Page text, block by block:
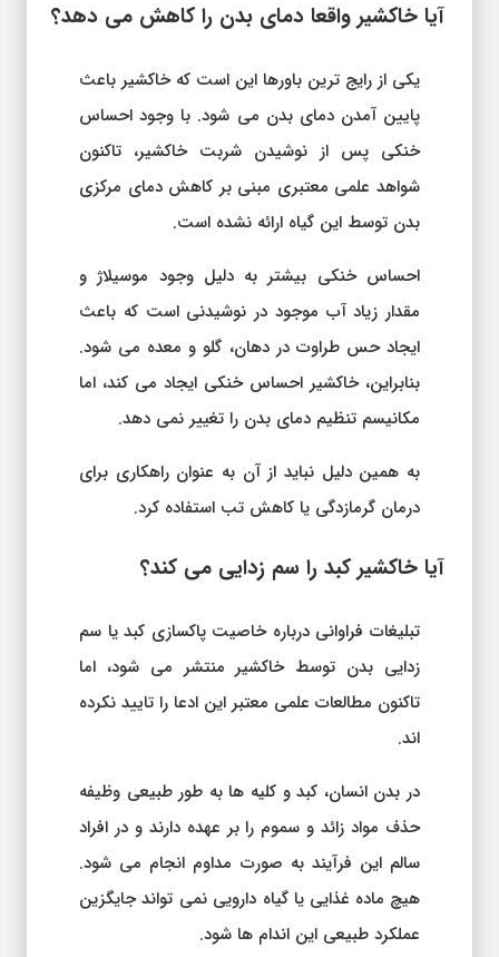
آیا خاکشیر واقعا دمای بدن را کاهش می دهد؟
یکی از رایج ترین باورها این است که خاکشیر باعث
پایین آمدن دمای بدن می شود. با وجود احساس
خنکی پس از نوشیدن شربت خاکشیر، تاکنون
شواهد علمی معتبری مبنی بر کاهش دمای مرکزی
بدن توسط این گیاه ارائه نشده است.
احساس خنکی بیشتر به دلیل وجود موسیلاژ و
مقدار زیاد آب موجود در نوشیدنی است که باعث
ایجاد حس طراوت در دهان، گلو و معده می شود.
بنابراین، خاکشیر احساس خنکی ایجاد می کند، اما
مکانیسم تنظیم دمای بدن را تغییر نمی دهد.
به همین دلیل نباید از آن به عنوان راهکاری برای
درمان گرمازدگی یا کاهش تب استفاده کرد.
آیا خاکشیر کبد را سم زدایی می کند؟
تبلیغات فراوانی درباره خاصیت پاکسازی کبد یا سم
زدایی بدن توسط خاکشیر منتشر می شود، اما
تاکنون مطالعات علمی معتبر این ادعا را تایید نکرده
اند.
در بدن انسان، کبد و کلیه ها به طور طبیعی وظیفه
حذف مواد زائد و سموم را بر عهده دارند و در افراد
سالم این فرآیند به صورت مداوم انجام می شود.
هیچ ماده غذایی یا گیاه دارویی نمی تواند جایگزین
عملکرد طبیعی این اندام ها شود.